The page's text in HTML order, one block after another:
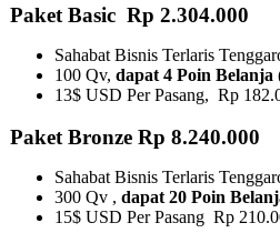
Paket Basic Rp 2.304.000
Sahabat Bisnis Terlaris
100 Qv, dapat 4 Poin Belanja
13$ USD Per Pasang, Rp
Paket Bronze Rp 8.240.000
Sahabat Bisnis Terlaris
300 Qv , dapat 20 Poin
15$ USD Per Pasang Rp